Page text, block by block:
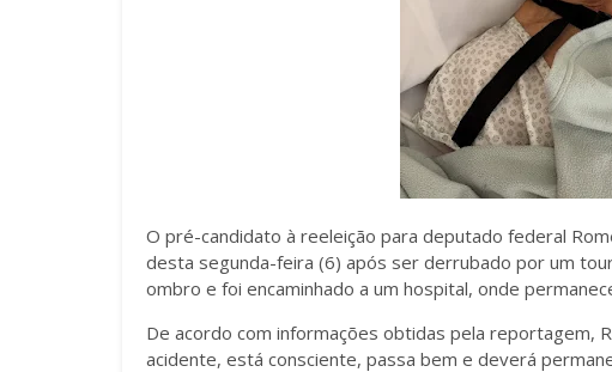
O pré-candidato à reeleição para deputado federal
desta segunda-feira (6) após ser derrubado por um
ombro e foi encaminhado a um hospital, onde
De acordo com informações obtidas pela reportagem,
acidente, está consciente, passa bem e deverá